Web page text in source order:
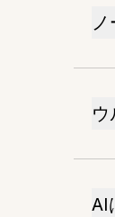
ウ
AI